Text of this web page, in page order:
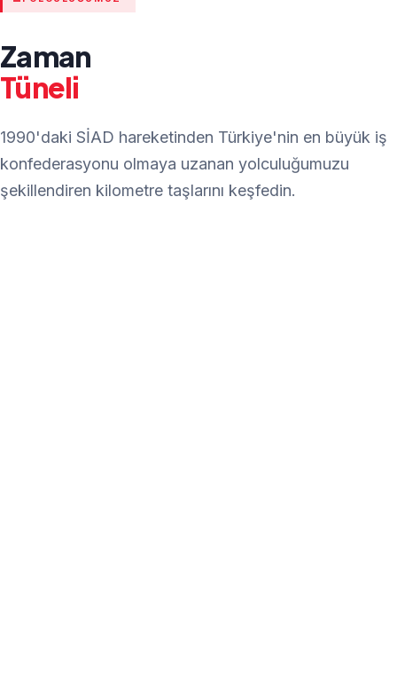
Zaman
Tüneli
1990'daki SİAD hareketinden Türkiye'nin en büyük iş
konfederasyonu olmaya uzanan yolculuğumuzu
şekillendiren kilometre taşlarını keşfedin.